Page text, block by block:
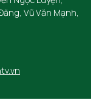
Vũ Văn Mạnh,